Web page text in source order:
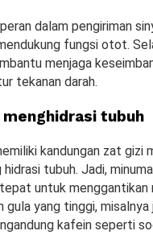
dalam pengiriman
fungsi otot.
menjaga
tekanan darah.
tubuh
kandungan zat gizi
tubuh. Jadi,
untuk menggantikan
gula yang tinggi, misalnya
kafein seperti